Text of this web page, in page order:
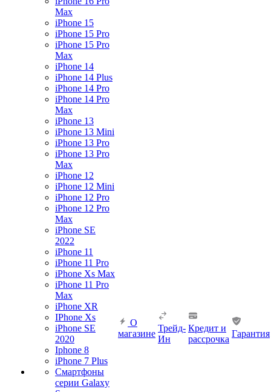
Max
iPhone 15
iPhone 15 Pro
iPhone 15 Pro
Max
iPhone 14
iPhone 14 Plus
iPhone 14 Pro
iPhone 14 Pro
Max
iPhone 13
iPhone 13 Mini
iPhone 13 Pro
iPhone 13 Pro
Max
iPhone 12
iPhone 12 Mini
iPhone 12 Pro
iPhone 12 Pro
Max
iPhone SE
2022
iPhone 11
iPhone 11 Pro
iPhone Xs Max
iPhone 11 Pro
Max
iPhone XR
IPhone Xs
iPhone SE
2020
Iphone 8
iPhone 7 Plus
Смартфоны
серии Galaxy
О
магазине
Трейд-
Ин
Кредит и
рассрочка
Гарантия